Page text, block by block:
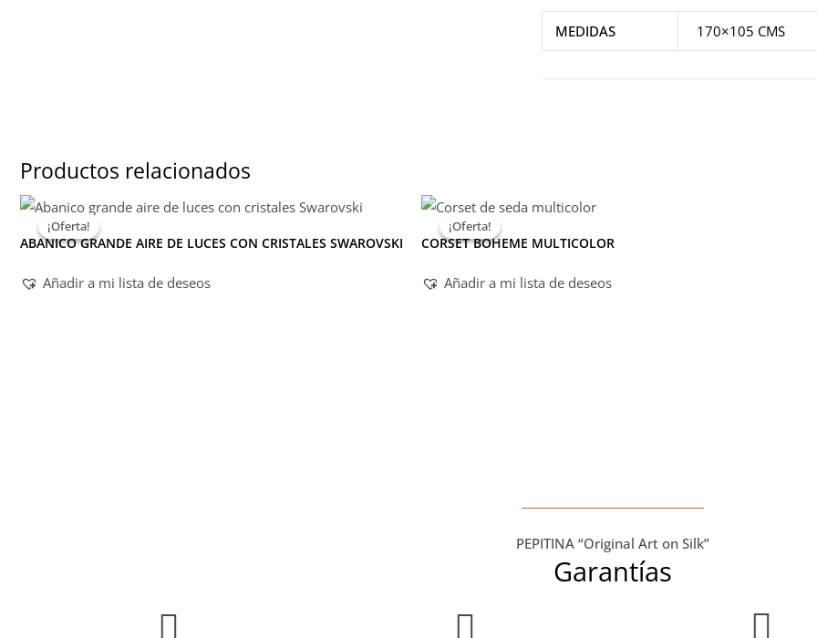
MEDIDAS 170×105 CMS
Productos relacionados
¡Oferta!
¡Oferta!
ABANICO GRANDE AIRE DE LUCES CON CRISTALES SWAROVSKI
Añadir a mi lista de deseos
¡Oferta!
¡Oferta!
CORSET BOHEME MULTICOLOR
Añadir a mi lista de deseos
PEPITINA “Original Art on Silk”
Garantías